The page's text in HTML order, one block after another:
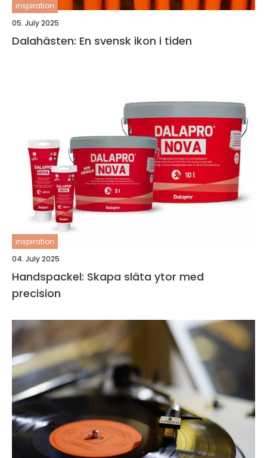
inspiration
05. July 2025
Dalahästen: En svensk ikon i tiden
inspiration
04. July 2025
Handspackel: Skapa släta ytor med
precision